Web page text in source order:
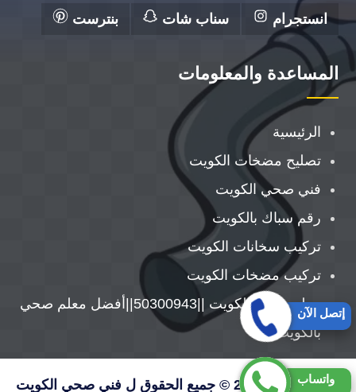
انستجرام سناب شات بنترست
المساعدة والمعلومات
الرئيسية
تصليح مضخات الكويت
فني صحي الكويت
رقم سباك بالكويت
تركيب سخانات الكويت
تركيب مضخات الكويت
معلم صحي الكويت ||50300943||أفضل معلم صحي
بالكويت
حقوق النشر 2026 © جميع الحقوق ل فني صحي الكويت
واتساب
إتصل الآن